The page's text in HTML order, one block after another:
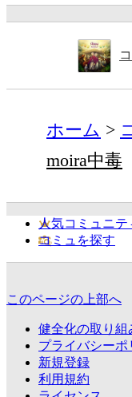
ホーム
moira中毒
人気コミュニテ
コミュを探す
このページの上部へ
健全化の取り組
プライバシーポ
新規登録
利用規約